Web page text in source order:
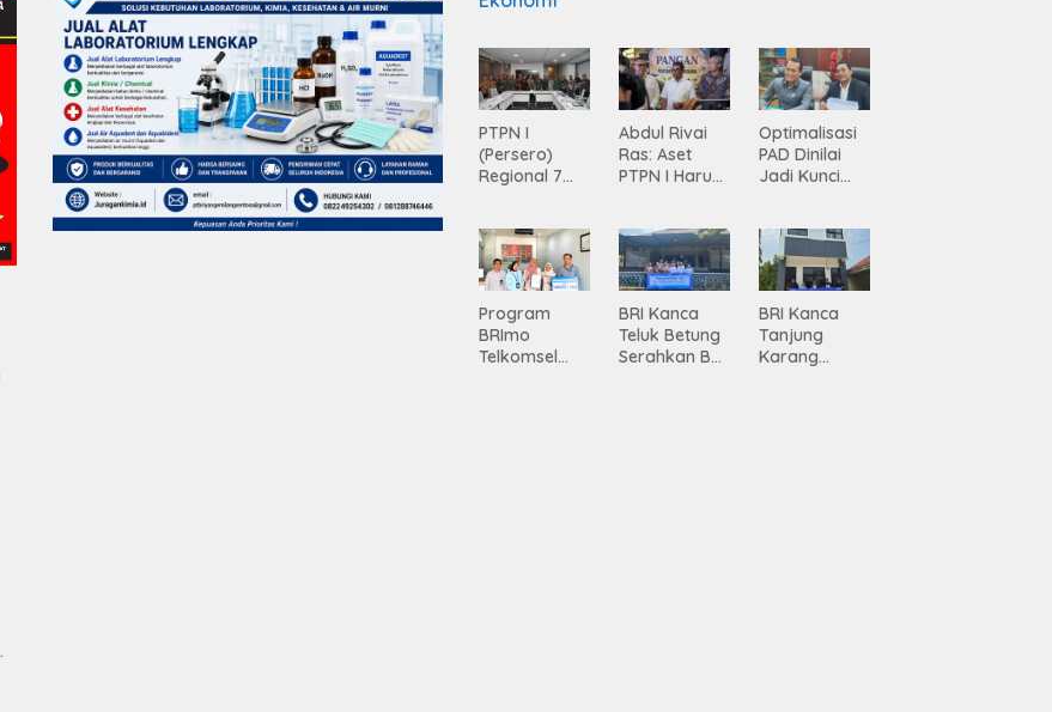
PTPN I
(Persero)
Regional 7
Pengamanan
Aset dari
Holding
Abdul Rivai
Ras: Aset
PTPN I Harus
Optimalisasi
PAD Dinilai
Jadi Kunci
n
Infrastruktur
Lampung
Program
BRImo
Telkomsel
BRI Kanca
Teluk Betung
Serahkan BRI
BRI Kanca
Tanjung
Karang